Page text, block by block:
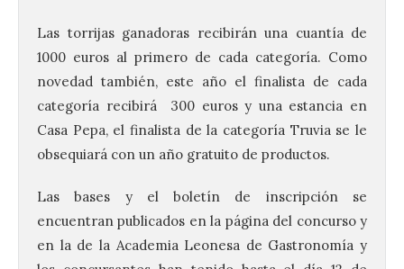
Las torrijas ganadoras recibirán una cuantía de
1000 euros al primero de cada categoría. Como
novedad también, este año el finalista de cada
categoría recibirá 300 euros y una estancia en
Casa Pepa, el finalista de la categoría Truvia se le
obsequiará con un año gratuito de productos.
Las bases y el boletín de inscripción se
encuentran publicados en la página del concurso y
en la de la Academia Leonesa de Gastronomía y